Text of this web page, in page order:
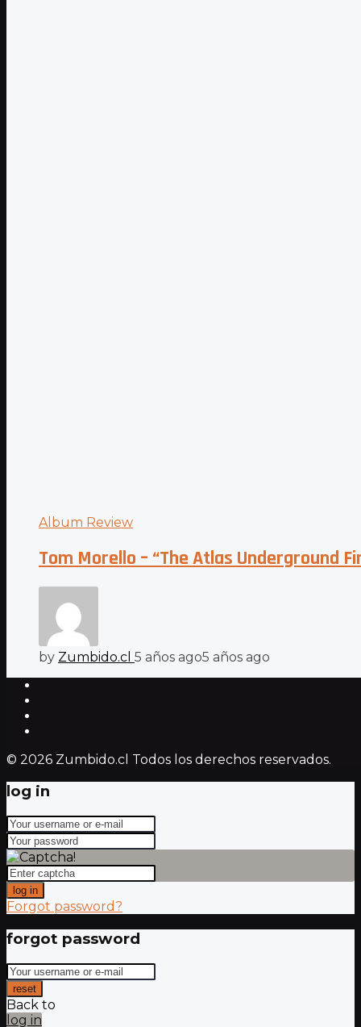
Album Review
Tom Morello – “The Atlas Underground
by Zumbido.cl 5 años ago5 años ago
© 2026 Zumbido.cl Todos los derechos reservados.
log in
log in
Forgot password?
forgot password
reset
Back to
log in